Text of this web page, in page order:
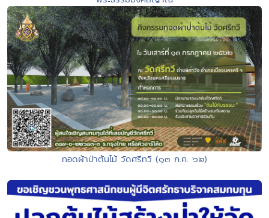
ทอดผ้าป่าต้นไม้ วัดศรีทวี (๑๓ ก.ค. ๖๒)